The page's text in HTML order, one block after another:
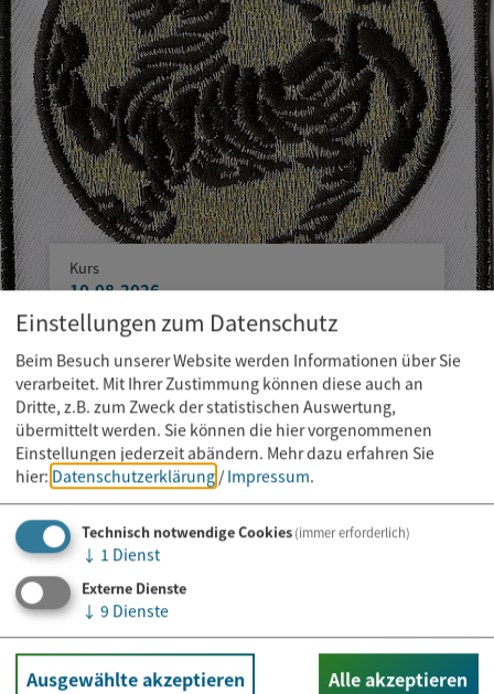
Kurs
10.08.2026
Karate Training für Kinder und
Jugendliche
Einstellungen zum Datenschutz
Beim Besuch unserer Website werden Informationen über Sie
verarbeitet. Mit Ihrer Zustimmung können diese auch an
Dritte, z.B. zum Zweck der statistischen Auswertung,
übermittelt werden. Sie können die hier vorgenommenen
Einstellungen jederzeit abändern. Mehr dazu erfahren Sie
hier: Datenschutzerklärung / Impressum.
Technisch notwendige Cookies(immer erforderlich)
↓ 1 Dienst
Externe Dienste
↓ 9 Dienste
Ausgewählte akzeptieren Alle akzeptieren